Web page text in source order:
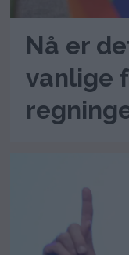
Nå er
vanlige